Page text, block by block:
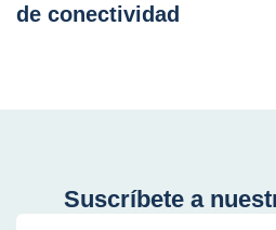
de conectividad
Suscríbete a